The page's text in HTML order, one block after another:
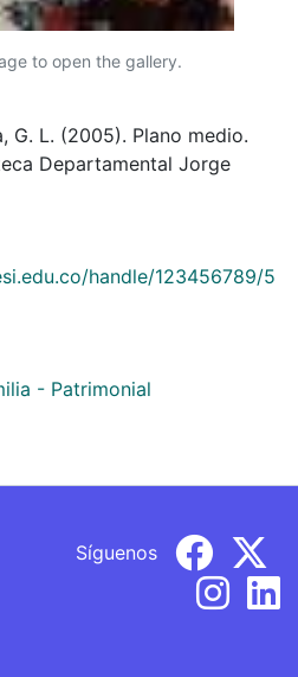
to open the gallery.
G. L. (2005). Plano medio.
Departamental Jorge
handle/123456789/5
- Patrimonial
Síguenos